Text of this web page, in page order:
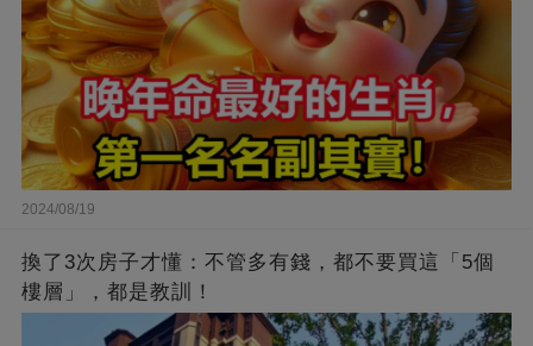
2024/08/19
換了3次房子才懂：不管多有錢，都不要買這「5個
樓層」，都是教訓！